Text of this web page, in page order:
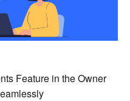
Feature in the Owner